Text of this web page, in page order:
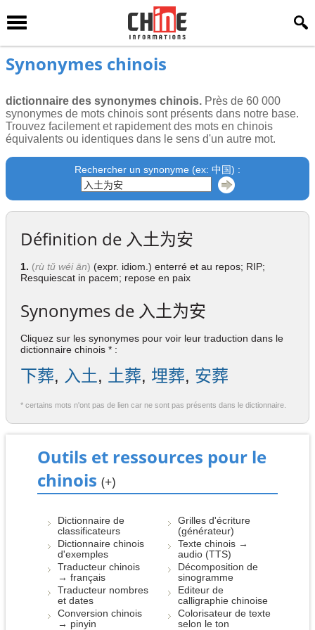
Synonymes chinois
dictionnaire des synonymes chinois. Près de 60 000
synonymes de mots chinois sont présents dans notre base.
Trouvez facilement et rapidement des mots en chinois
équivalents ou identiques dans le sens d'un autre mot.
Rechercher un synonyme (ex: 中国) :
Définition de 入土为安
1. (rù tǔ wéi ān) (expr. idiom.) enterré et au repos; RIP;
Resquiescat in pacem; repose en paix
Synonymes de 入土为安
Cliquez sur les synonymes pour voir leur traduction dans le
dictionnaire chinois * :
下葬, 入土, 土葬, 埋葬, 安葬
* certains mots n'ont pas de lien car ne sont pas présents dans le dictionnaire.
Outils et ressources pour le
chinois (+)
Dictionnaire de
classificateurs
Dictionnaire chinois
d'exemples
Traducteur chinois
→ français
Traducteur nombres
et dates
Conversion chinois
→ pinyin
Grilles d'écriture
(générateur)
Texte chinois →
audio (TTS)
Décomposition de
sinogramme
Editeur de
calligraphie chinoise
Colorisateur de texte
selon le ton